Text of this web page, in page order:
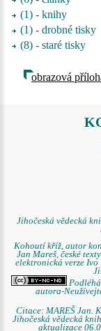
(1) - knihy
(1) - drobné tisky
(8) - staré tisky
obrazová
Jihočeská vědecká
Kohoutí kříž, autor
Jan Mareš, české
elektronická verze
autora-
Citace: MAREŠ Jan.
Jihočeská vědecká
aktualizace